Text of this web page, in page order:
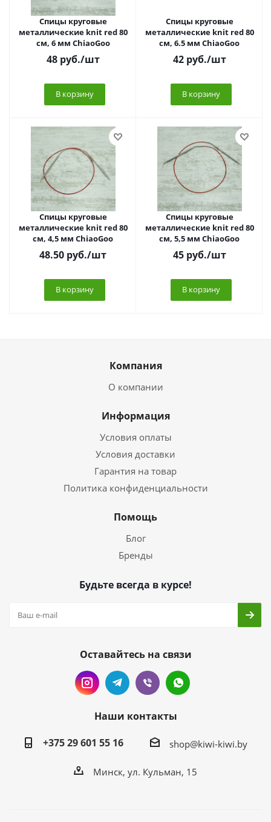
Спицы круговые
металлические knit red 80
см, 6 мм ChiaoGoo
48руб./шт
В корзину
Спицы круговые
металлические knit red 80
см, 6.5 мм ChiaoGoo
42руб./шт
В корзину
Спицы круговые
металлические knit red 80
см, 4,5 мм ChiaoGoo
48.50 руб./шт
В корзину
Спицы круговые
металлические knit red 80
см, 5,5 мм ChiaoGoo
45руб./шт
В корзину
Компания
О компании
Информация
Условия оплаты
Условия доставки
Гарантия на товар
Политика конфиденциальности
Помощь
Блог
Бренды
Будьте всегда в курсе!
Оставайтесь на связи
Наши контакты
+375 29 601 55 16
shop@kiwi-kiwi.by
Минск, ул. Кульман, 15